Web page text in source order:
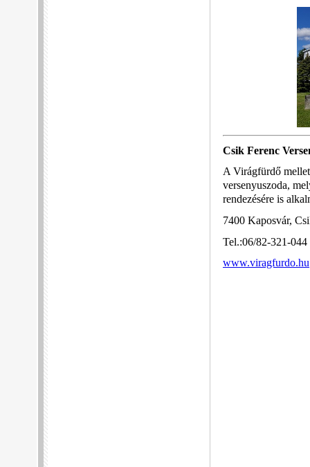
Csik Ferenc
A Virágfürdő
versenyuszoda,
rendezésére is
7400 Kaposvár,
Tel.:06/82-321-044
www.viragfurdo.hu